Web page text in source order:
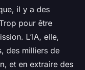
il y a des
pour être
L’IA, elle,
des milliers de
et en extraire des